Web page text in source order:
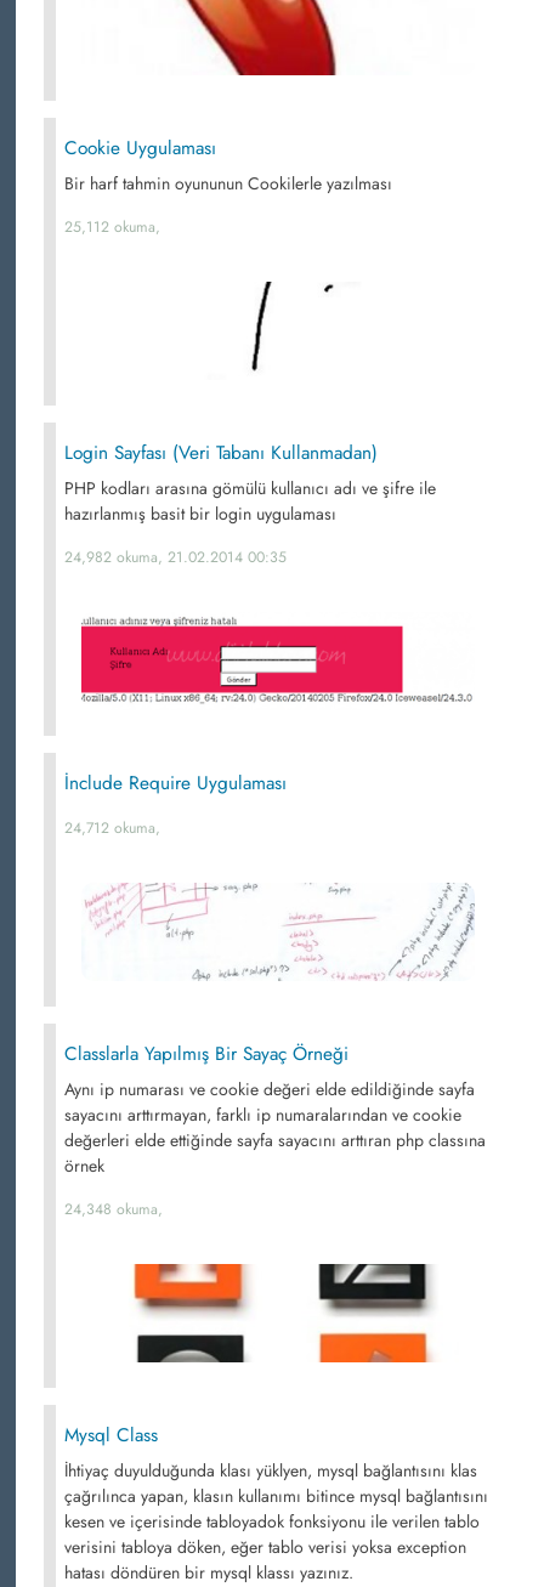
Cookie Uygulaması
Bir harf tahmin oyununun Cookilerle yazılması
25,112 okuma,
Login Sayfası (Veri Tabanı Kullanmadan)
PHP kodları arasına gömülü kullanıcı adı ve şifre ile
hazırlanmış basit bir login uygulaması
24,982 okuma, 21.02.2014 00:35
İnclude Require Uygulaması
24,712 okuma,
Classlarla Yapılmış Bir Sayaç Örneği
Aynı ip numarası ve cookie değeri elde edildiğinde sayfa
sayacını arttırmayan, farklı ip numaralarından ve cookie
değerleri elde ettiğinde sayfa sayacını arttıran php classına
örnek
24,348 okuma,
Mysql Class
İhtiyaç duyulduğunda klası yüklyen, mysql bağlantısını klas
çağrılınca yapan, klasın kullanımı bitince mysql bağlantısını
kesen ve içerisinde tabloyadok fonksiyonu ile verilen tablo
verisini tabloya döken, eğer tablo verisi yoksa exception
hatası döndüren bir mysql klassı yazınız.